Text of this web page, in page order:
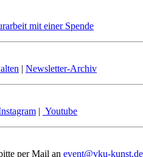
mit einer Spende
| Newsletter-Archiv
| Youtube
per Mail an event@vku-kunst.de